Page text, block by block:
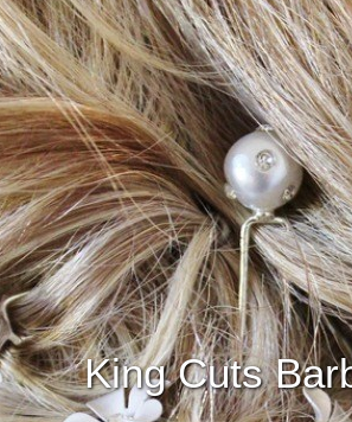
King Cuts